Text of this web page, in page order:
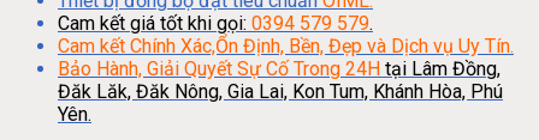
Cam kết giá tốt khi gọi: 0394 579 579.
Cam kết Chính Xác,Ổn Định, Bền, Đẹp và Dịch vụ Uy Tín.
Bảo Hành, Giải Quyết Sự Cố Trong 24H tại Lâm Đồng,
Đăk Lăk, Đăk Nông, Gia Lai, Kon Tum, Khánh Hòa, Phú
Yên.